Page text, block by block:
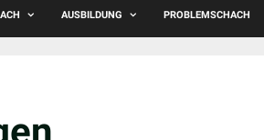
AUSBILDUNG PROBLEMSCHACH